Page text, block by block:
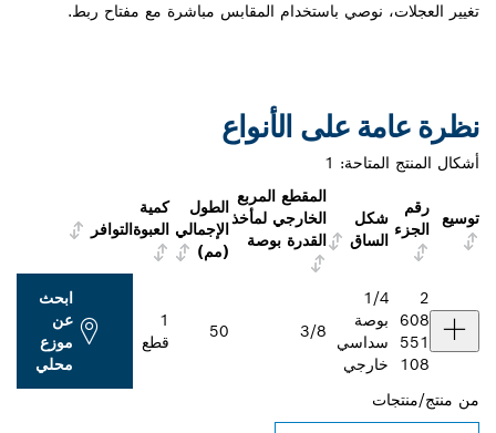
تغيير العجلات، نوصي باستخدام المقابس مباشرة مع مفتاح ربط.
نظرة عامة على الأنواع
أشكال المنتج المتاحة: 1
توسيع
رقم
الجزء
شكل
الساق
المقطع المربع
الخارجي لمأخذ
القدرة بوصة
الطول
الإجمالي
(مم)
كمية
العبوةالتوافر
2
608
551
108
1/4
بوصة
سداسي
خارجي
3/8
50
1
قطع
ابحث
عن
موزع
محلي
من منتج/منتجات